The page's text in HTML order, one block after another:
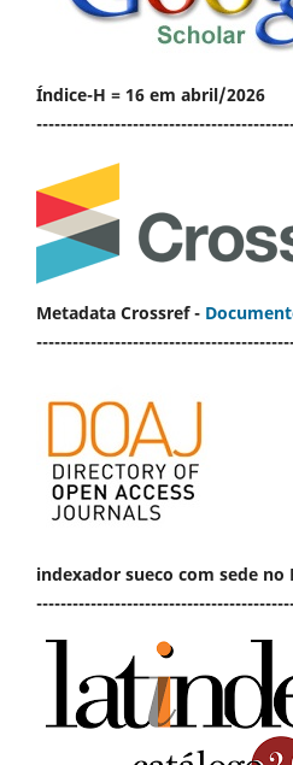
Índice-H = 16 em abril/2026
Metadata Crossref -
indexador sueco com sede no